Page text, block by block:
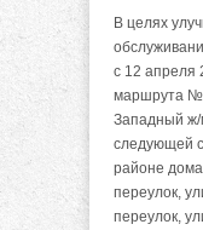
В целях
с 12 апреля
маршрута №
Западный ж/
следующей
районе
переулок,
переулок,